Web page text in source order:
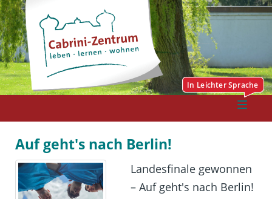
Auf geht's nach Berlin!
Landesfinale gewonnen
– Auf geht's nach Berlin!